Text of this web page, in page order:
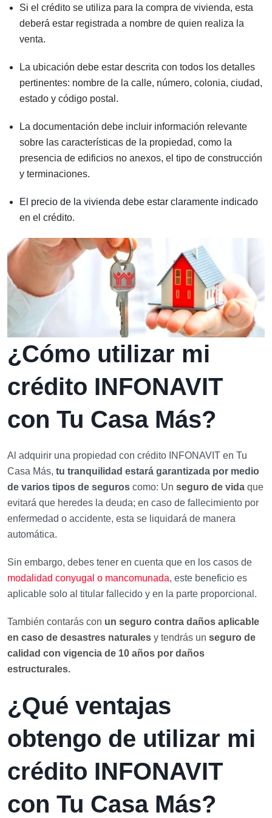
Si el crédito se utiliza para la compra de vivienda, esta
deberá estar registrada a nombre de quien realiza la
venta.
La ubicación debe estar descrita con todos los detalles
pertinentes: nombre de la calle, número, colonia, ciudad,
estado y código postal.
La documentación debe incluir información relevante
sobre las características de la propiedad, como la
presencia de edificios no anexos, el tipo de construcción
y terminaciones.
El precio de la vivienda debe estar claramente indicado
en el crédito.
¿Cómo utilizar mi
crédito INFONAVIT
con Tu Casa Más?
Al adquirir una propiedad con crédito INFONAVIT en Tu
Casa Más, tu tranquilidad estará garantizada por medio
de varios tipos de seguros como: Un seguro de vida que
evitará que heredes la deuda; en caso de fallecimiento por
enfermedad o accidente, esta se liquidará de manera
automática.
Sin embargo, debes tener en cuenta que en los casos de
modalidad conyugal o mancomunada, este beneficio es
aplicable solo al titular fallecido y en la parte proporcional.
También contarás con un seguro contra daños aplicable
en caso de desastres naturales y tendrás un seguro de
calidad con vigencia de 10 años por daños
estructurales.
¿Qué ventajas
obtengo de utilizar mi
crédito INFONAVIT
con Tu Casa Más?